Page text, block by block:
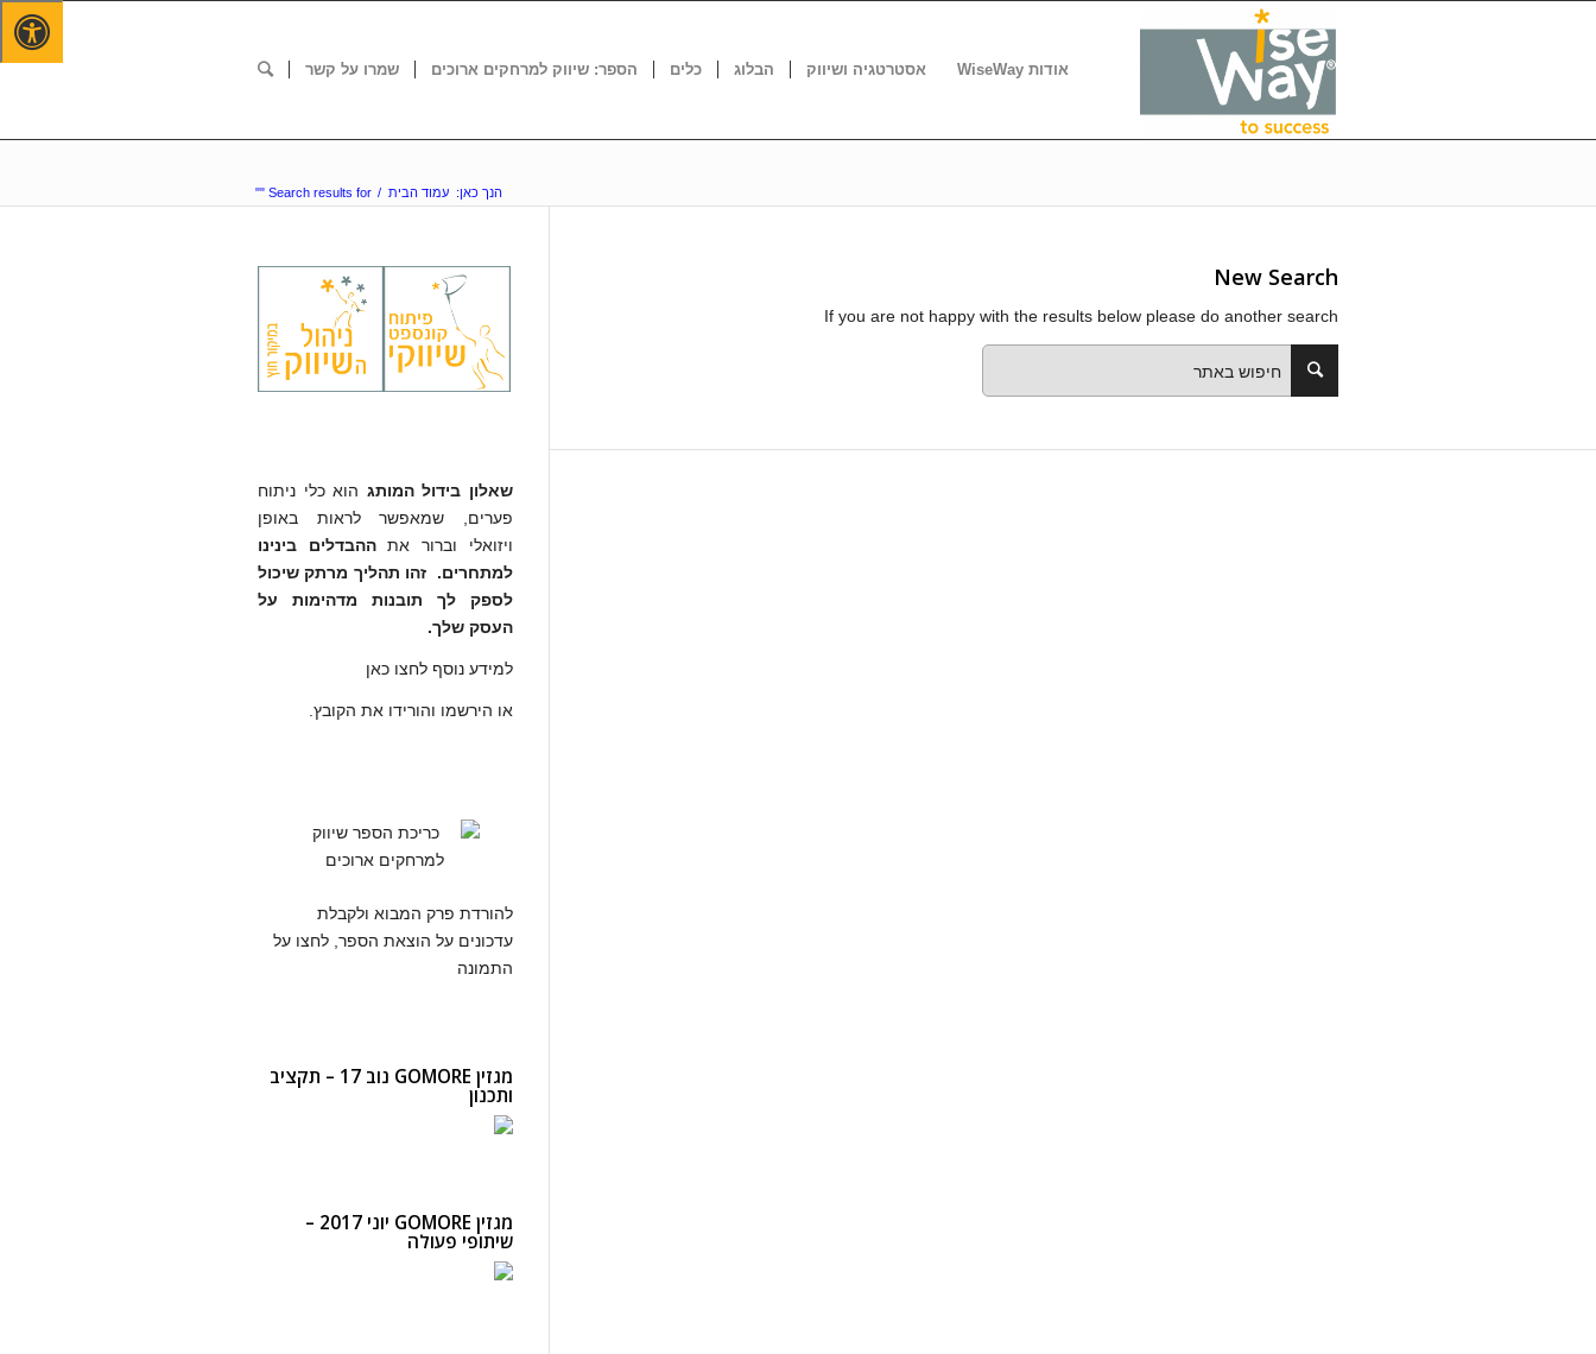
אודות WiseWay אסטרטגיה ושיווק הבלוג כלים הספר: שיווק למרחקים ארוכים שמרו על קשר
הנך כאן: עמוד הבית /
Search results for ""
New Search
If you are not happy with the results below please do another search
שאלון בידול המותג הוא כלי ניתוח
פערים, שמאפשר לראות באופן
ויזואלי וברור אתההבדלים בינינו
למתחרים. זהו תהליך מרתק שיכול
לספק לך תובנות מדהימות על
העסק שלך.
למידע נוסף לחצו כאן
או הירשמו והורידו את הקובץ.
להורדת פרק המבוא ולקבלת
עדכונים על הוצאת הספר, לחצו על
התמונה
מגזין GOMORE נוב 17 – תקציב
ותכנון
מגזין GOMORE יוני 2017 –
שיתופי פעולה